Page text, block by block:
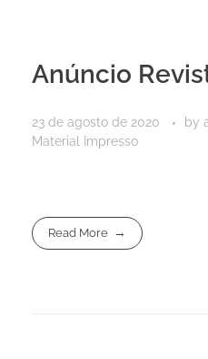
Anúncio
23 de agosto de 2020 by
Material Impresso
Read More